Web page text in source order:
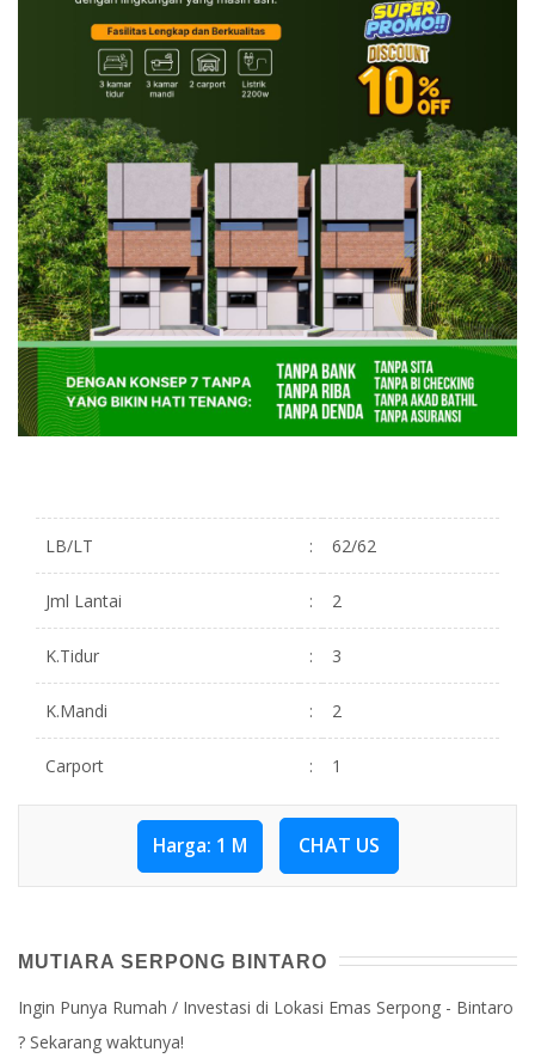
LB/LT : 62/62
Jml Lantai : 2
K.Tidur : 3
K.Mandi : 2
Carport : 1
Harga: 1 M CHAT US
MUTIARA SERPONG BINTARO
Ingin Punya Rumah / Investasi di Lokasi Emas Serpong - Bintaro
? Sekarang waktunya!